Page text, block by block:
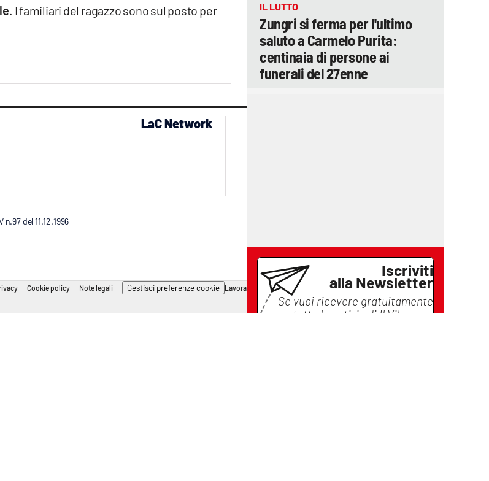
. I familiari del ragazzo sono sul posto per
IL LUTTO
Zungri si ferma per l'ultimo
saluto a Carmelo Purita:
centinaia di persone ai
funerali del 27enne
Iscriviti
alla Newsletter
Se vuoi ricevere gratuitamente
tutte le notizie di Il Vibonese
LaC Network
del 11.12.1996
Cookie policy Note legali Gestisci preferenze cookie Lavora con noi